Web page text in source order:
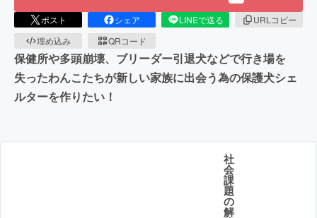
ポスト シェア LINEで送る
URLコピー
埋め込み
QRコード
保健所や多頭崩壊、ブリーダー引退犬などで行き場を
失ったわんこたちが新しい家族に出会う為の保護犬シェ
ルターを作りたい！
社
会
課
題
の
解